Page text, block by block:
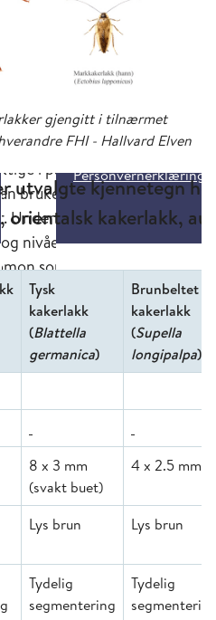
gjengitt i tilnærmet
FHI - Hallvard Elven
utvalgte kjennetegn
kakerlakk,
Tysk
kakerlakk
(Blattella
germanica)
Brunbeltet
kakerlakk
(Supella
longipalpa)
8 x 3 mm
(svakt buet)
4 x 2.5 mm
Lys brun Lys brun
Tydelig
segmentering
Tydelig